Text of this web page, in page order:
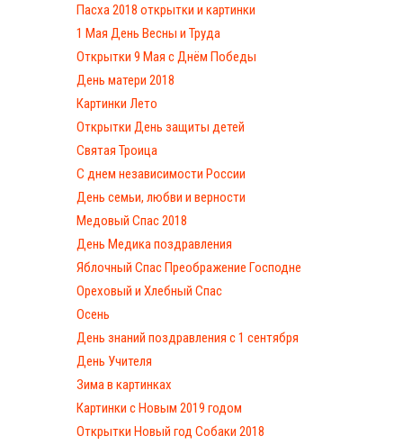
Пасха 2018 открытки и картинки
1 Мая День Весны и Труда
Открытки 9 Мая с Днём Победы
День матери 2018
Картинки Лето
Открытки День защиты детей
Святая Троица
С днем независимости России
День семьи, любви и верности
Медовый Спас 2018
День Медика поздравления
Яблочный Спас Преображение Господне
Ореховый и Хлебный Спас
Осень
День знаний поздравления с 1 сентября
День Учителя
Зима в картинках
Картинки с Новым 2019 годом
Открытки Новый год Собаки 2018